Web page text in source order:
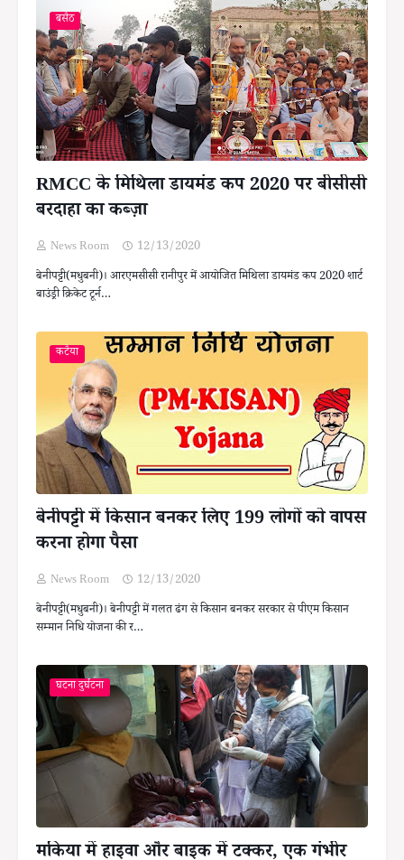
बसैठ
RMCC के मिथिला डायमंड कप 2020 पर बीसीसी
बरदाहा का कब्ज़ा
News Room
12/13/2020
बेनीपट्टी(मधुबनी)। आरएमसीसी रानीपुर में आयोजित मिथिला डायमंड कप 2020 शार्ट
बाउंड्री क्रिकेट टूर्न…
कटैया
बेनीपट्टी में किसान बनकर लिए 199 लोगों को वापस
करना होगा पैसा
News Room
12/13/2020
बेनीपट्टी(मधुबनी)। बेनीपट्टी में गलत ढंग से किसान बनकर सरकार से पीएम किसान
सम्मान निधि योजना की र…
घटना दुर्घटना
मकिया में हाइवा और बाइक में टक्कर, एक गंभीर